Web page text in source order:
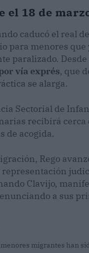
el 18 de
caducó el real
para menores que
paralizado.
vía exprés, que
se alarga.
Sectorial de
recibirá
de acogida.
Rego
Clavijo,
a sus
menores migrantes han